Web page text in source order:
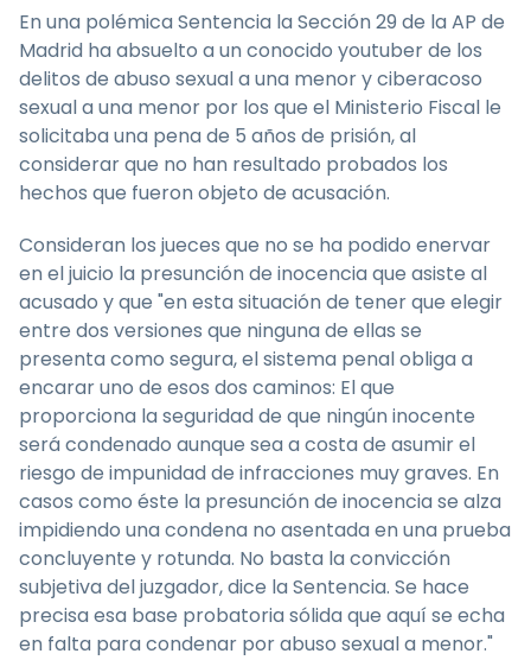
En una polémica Sentencia la Sección 29 de la AP de
Madrid ha absuelto a un conocido youtuber de los
delitos de abuso sexual a una menor y ciberacoso
sexual a una menor por los que el Ministerio Fiscal le
solicitaba una pena de 5 años de prisión, al
considerar que no han resultado probados los
hechos que fueron objeto de acusación.
Consideran los jueces que no se ha podido enervar
en el juicio la presunción de inocencia que asiste al
acusado y que "en esta situación de tener que elegir
entre dos versiones que ninguna de ellas se
presenta como segura, el sistema penal obliga a
encarar uno de esos dos caminos: El que
proporciona la seguridad de que ningún inocente
será condenado aunque sea a costa de asumir el
riesgo de impunidad de infracciones muy graves. En
casos como éste la presunción de inocencia se alza
impidiendo una condena no asentada en una prueba
concluyente y rotunda. No basta la convicción
subjetiva del juzgador, dice la Sentencia. Se hace
precisa esa base probatoria sólida que aquí se echa
en falta para condenar por abuso sexual a menor."